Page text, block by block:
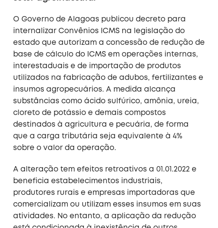
O Governo de Alagoas publicou decreto para
internalizar Convênios ICMS na legislação do
estado que autorizam a concessão de redução de
base de cálculo do ICMS em operações internas,
interestaduais e de importação de produtos
utilizados na fabricação de adubos, fertilizantes e
insumos agropecuários. A medida alcança
substâncias como ácido sulfúrico, amônia, ureia,
cloreto de potássio e demais compostos
destinados à agricultura e pecuária, de forma
que a carga tributária seja equivalente à 4%
sobre o valor da operação.
A alteração tem efeitos retroativos a 01.01.2022 e
beneficia estabelecimentos industriais,
produtores rurais e empresas importadoras que
comercializam ou utilizam esses insumos em suas
atividades. No entanto, a aplicação da redução